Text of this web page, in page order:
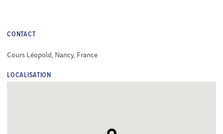
CONTACT
Cours Léopold, Nancy, France
LOCALISATION